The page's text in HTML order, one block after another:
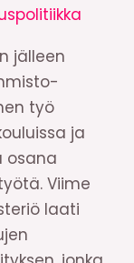
jälleen
työ
ja
osana
Viime
laati